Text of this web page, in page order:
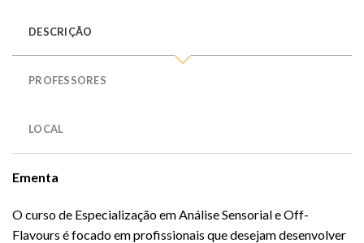
DESCRIÇÃO
PROFESSORES
LOCAL
Ementa
O curso de Especialização em Análise Sensorial e Off-
Flavours é focado em profissionais que desejam desenvolver